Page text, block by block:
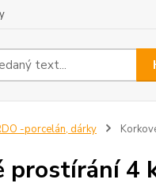
-porcelán, dárky
prostírání 4